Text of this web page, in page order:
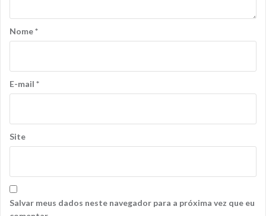
Nome*
E-mail *
Site
Salvar meus dados neste navegador para a próxima vez que eu